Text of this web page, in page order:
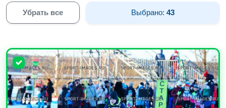
Убрать все Выбрано:43